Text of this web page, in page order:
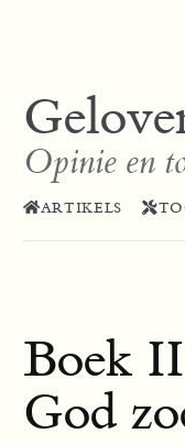
Opinie en
ARTIKELS
Boek
God